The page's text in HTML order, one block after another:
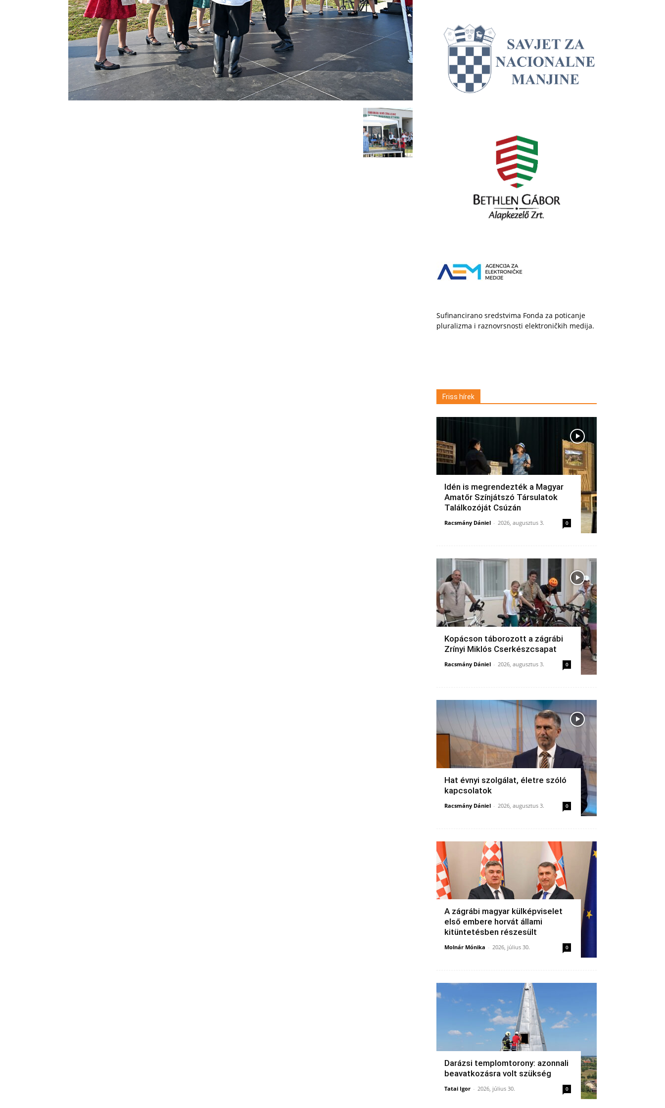
Sufinancirano sredstvima Fonda za poticanje
pluralizma i raznovrsnosti elektroničkih medija.
Friss hírek
Idén is megrendezték a Magyar
Amatőr Színjátszó Társulatok
Találkozóját Csúzán
Racsmány Dániel - 2026, augusztus 3. 0
Kopácson táborozott a zágrábi
Zrínyi Miklós Cserkészcsapat
Racsmány Dániel - 2026, augusztus 3. 0
Hat évnyi szolgálat, életre szóló
kapcsolatok
Racsmány Dániel - 2026, augusztus 3. 0
A zágrábi magyar külképviselet
első embere horvát állami
kitüntetésben részesült
Molnár Mónika - 2026, július 30. 0
Darázsi templomtorony: azonnali
beavatkozásra volt szükség
Tatai Igor - 2026, július 30. 0